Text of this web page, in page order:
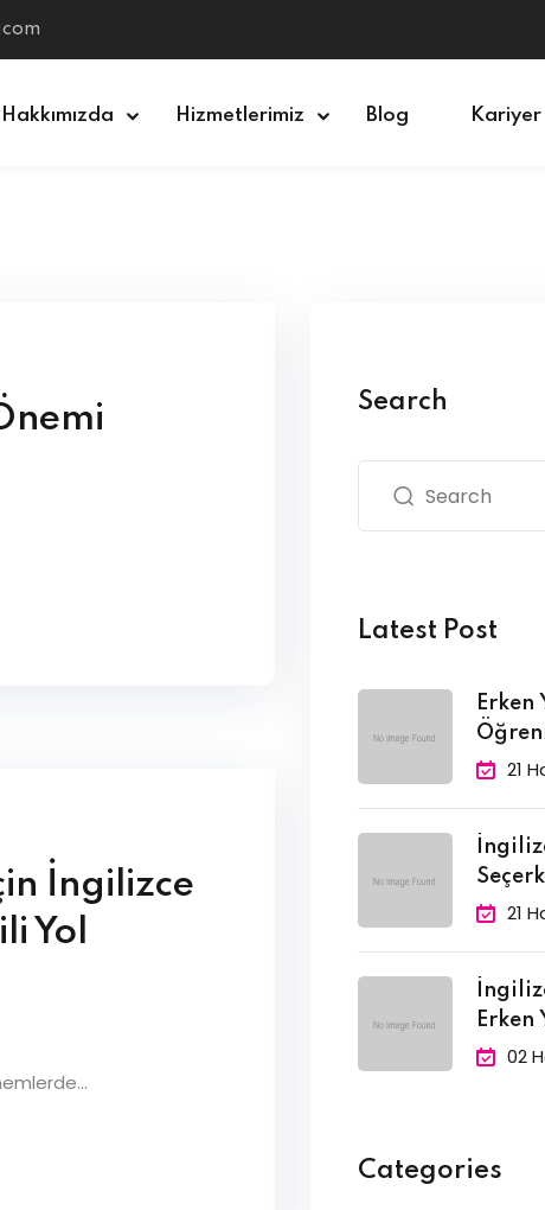
Hakkımızda Hizmetlerimiz Blog Kariyer
İngilizce
Yol
Search
Latest Post
Erken
21
21
Erken
02
Categories